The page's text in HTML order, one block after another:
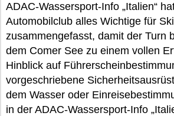
ADAC-Wassersport-Info „Italien“
Automobilclub alles Wichtige für
zusammengefasst, damit der Turn
dem Comer See zu einem vollen
Hinblick auf
vorgeschriebene
dem Wasser oder
in der ADAC-Wassersport-Info